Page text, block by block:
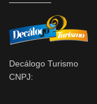
Decálogo Turismo
CNPJ: